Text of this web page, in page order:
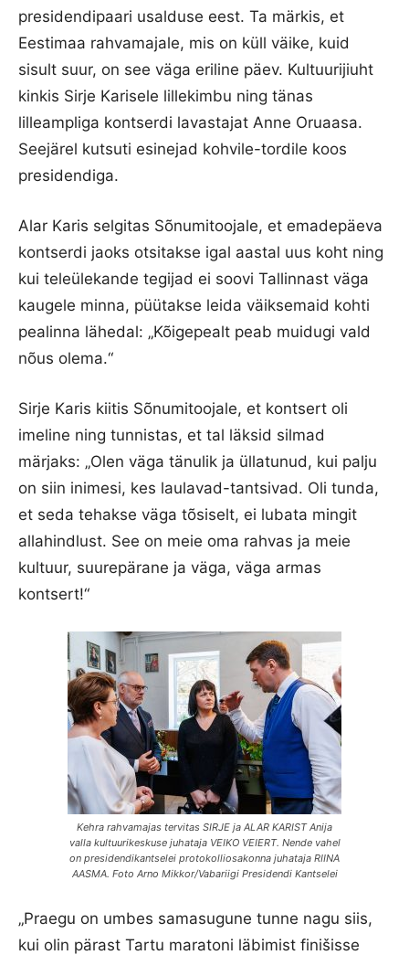
presidendipaari usalduse eest. Ta märkis, et
Eestimaa rahvamajale, mis on küll väike, kuid
sisult suur, on see väga eriline päev. Kultuurijiuht
kinkis Sirje Karisele lillekimbu ning tänas
lilleampliga kontserdi lavastajat Anne Oruaasa.
Seejärel kutsuti esinejad kohvile-tordile koos
presidendiga.
Alar Karis selgitas Sõnumitoojale, et emadepäeva
kontserdi jaoks otsitakse igal aastal uus koht ning
kui teleülekande tegijad ei soovi Tallinnast väga
kaugele minna, püütakse leida väiksemaid kohti
pealinna lähedal: „Kõigepealt peab muidugi vald
nõus olema.“
Sirje Karis kiitis Sõnumitoojale, et kontsert oli
imeline ning tunnistas, et tal läksid silmad
märjaks: „Olen väga tänulik ja üllatunud, kui palju
on siin inimesi, kes laulavad-tantsivad. Oli tunda,
et seda tehakse väga tõsiselt, ei lubata mingit
allahindlust. See on meie oma rahvas ja meie
kultuur, suurepärane ja väga, väga armas
kontsert!“
Kehra rahvamajas tervitas SIRJE ja ALAR KARIST Anija
valla kultuurikeskuse juhataja VEIKO VEIERT. Nende vahel
on presidendikantselei protokolliosakonna juhataja RIINA
AASMA. Foto Arno Mikkor/Vabariigi Presidendi Kantselei
„Praegu on umbes samasugune tunne nagu siis,
kui olin pärast Tartu maratoni läbimist finišisse